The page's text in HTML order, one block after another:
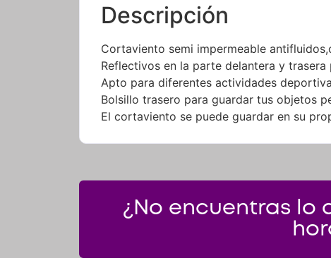
Descripción
Cortaviento semi impermeable
Reflectivos en la parte delantera y
Apto para diferentes actividades
Bolsillo trasero para guardar tus objetos
El cortaviento se puede guardar en su
¿No encuentras lo